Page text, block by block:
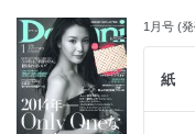
Part 10 知ってるようで知
す
35歳──｢おしゃれな体｣と言
SHIHO編 女の憧れ｢
解説編 大人の女が目ざす
下着編 「おしゃれな体」
◆３５歳の今だから…「黒
1月号 (
紙